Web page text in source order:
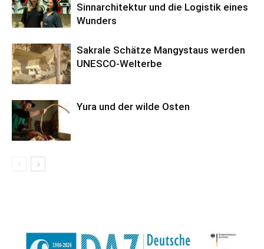
Sinnarchitektur und die Logistik eines
Wunders
Sakrale Schätze Mangystaus werden
UNESCO-Welterbe
Yura und der wilde Osten